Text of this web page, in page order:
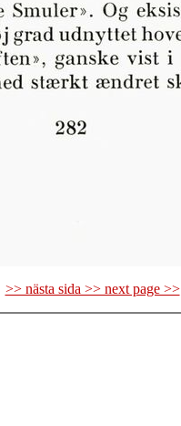
>> nästa sida >> next page >>